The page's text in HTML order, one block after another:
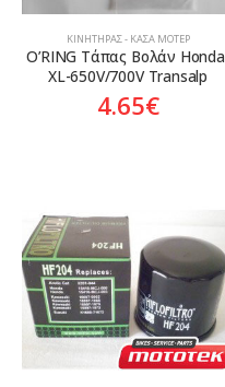
ΚΙΝΗΤΉΡΑΣ - ΚΆΣΑ ΜΟΤΈΡ
O’RING Τάπας Βολάν Honda
XL-650V/700V Transalp
4.65€